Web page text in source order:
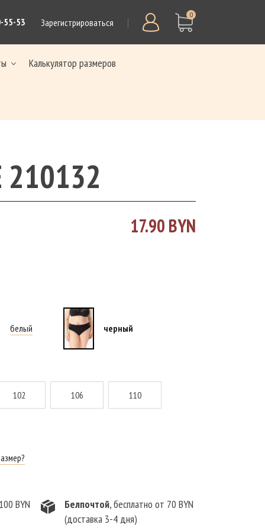
55-53 Зарегистрироваться
0
Калькулятор размеров
17.90 BYN
белый черный
102 106 110
BYN Белпочтой, бесплатно от 70 BYN
(доставка 3-4 дня)